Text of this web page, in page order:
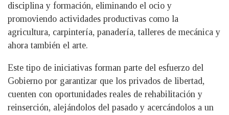
disciplina y formación, eliminando el ocio y
promoviendo actividades productivas como la
agricultura, carpintería, panadería, talleres de mecánica y
ahora también el arte.
Este tipo de iniciativas forman parte del esfuerzo del
Gobierno por garantizar que los privados de libertad,
cuenten con oportunidades reales de rehabilitación y
reinserción, alejándolos del pasado y acercándolos a un